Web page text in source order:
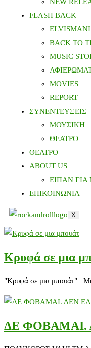
FLASH BACK
BACK TO
MUSIC
MOVIES
REPORT
ΣΥΝΕΝΤΕΥΞΕΙΣ
ΜΟΥΣΙΚΗ
ΘΕΑΤΡΟ
ΘΕΑΤΡΟ
ABOUT US
ΕΙΠΑΝ
ΕΠΙΚΟΙΝΩΝΙΑ
X
Κρυφά σε μια
"Κρυφά σε μια μπουάτ"
ΔΕ ΦΟΒΑΜΑΙ.